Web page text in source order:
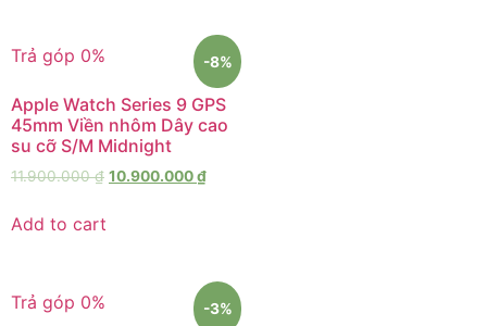
Trả góp 0% -8%
Apple Watch Series 9 GPS
45mm Viền nhôm Dây cao
su cỡ S/M Midnight
11.900.000₫ 10.900.000₫
Add to cart
Trả góp 0% -3%